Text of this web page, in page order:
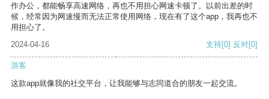
作办公，都能畅享高速网络，再也不用担心网速卡顿了。以前出差的时
候，经常因为网速慢而无法正常使用网络，现在有了这个app，我再也不
用担心了。
2024-04-16
支持[0] 反对[0]
游客
这款app就像我的社交平台，让我能够与志同道合的朋友一起交流。